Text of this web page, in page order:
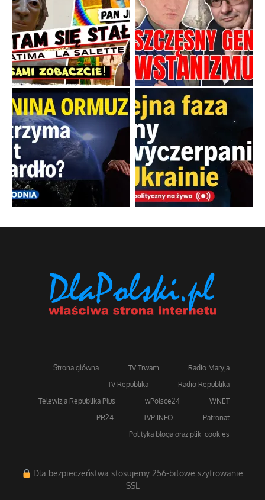
Boskie przestrogi na trudne czasy. Maryjna alternatywa dla
cyfrowego świata
Święte orędzia w cieniu smartfonów....
Popularne